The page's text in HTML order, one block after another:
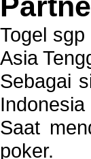
Togel
Asia
Sebagai
Indonesia
Saat
poker.